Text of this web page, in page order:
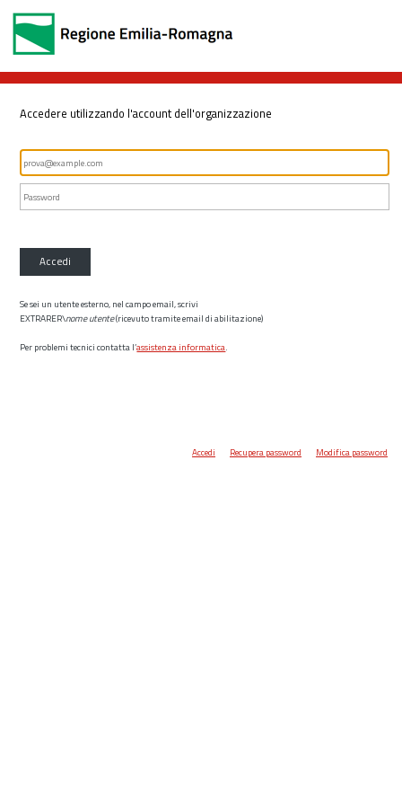
Accedere utilizzando l'account dell'organizzazione
Accedi
Se sei un utente esterno, nel campo email, scrivi
EXTRARER\nome utente(ricevuto tramite email di abilitazione)
Per problemi tecnici contatta l’assistenza informatica.
Accedi Recupera password Modifica password